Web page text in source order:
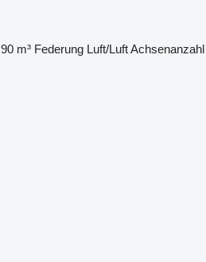
90 m³ Federung Luft/LuftAchsenanzahl